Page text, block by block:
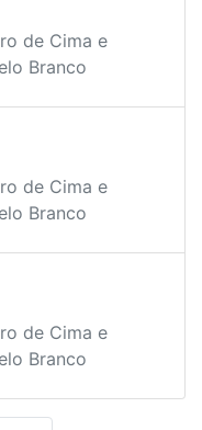
de Cima e
Branco
de Cima e
Branco
de Cima e
Branco